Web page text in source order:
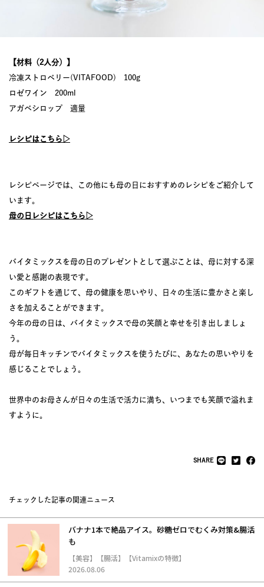
【材料（2人分）】
冷凍ストロベリー(VITAFOOD) 100g
ロゼワイン 200ml
アガベシロップ 適量
レシピはこちら▷
レシピページでは、この他にも母の日におすすめのレシピをご紹介して
います。
母の日レシピはこちら▷
バイタミックスを母の日のプレゼントとして選ぶことは、母に対する深
い愛と感謝の表現です。
このギフトを通じて、母の健康を思いやり、日々の生活に豊かさと楽し
さを加えることができます。
今年の母の日は、バイタミックスで母の笑顔と幸せを引き出しましょ
う。
母が毎日キッチンでバイタミックスを使うたびに、あなたの思いやりを
感じることでしょう。
世界中のお母さんが日々の生活で活力に満ち、いつまでも笑顔で溢れま
すように。
SHARE
チェックした記事の関連ニュース
バナナ1本で絶品アイス。砂糖ゼロでむくみ対策&腸活
も
【美容】【腸活】【Vitamixの特徴】
2026.08.06